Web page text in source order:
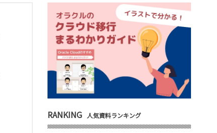
RANKING 人気資料ランキング